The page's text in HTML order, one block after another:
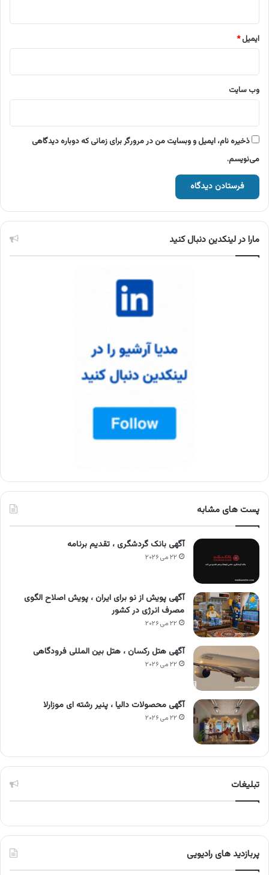
ایمیل*
وب‌ سایت
ذخیره نام، ایمیل و وبسایت من در مرورگر برای زمانی که دوباره دیدگاهی
می‌نویسم.
مارا در لینکدین دنبال کنید
پست های مشابه
آگهی بانک گردشگری ، تقدیم برنامه
۲۲ می ۲۰۲۶
آگهی پویش از نو برای ایران ، پویش اصلاح الگوی
مصرف انرژی در کشور
۲۲ می ۲۰۲۶
آگهی هتل رکسان ، هتل بین المللی فرودگاهی
۲۲ می ۲۰۲۶
آگهی محصولات دالیا ، پنیر رشته ای موزارلا
۲۲ می ۲۰۲۶
تبلیغات
پربازدید های رادیویی